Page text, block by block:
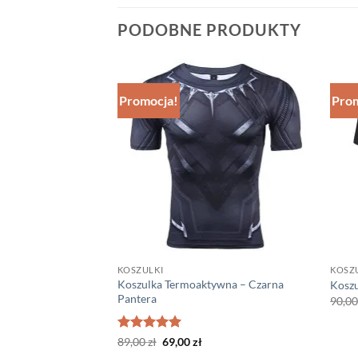
PODOBNE PRODUKTY
Promocja!
KOSZULKI
Koszulka Termoaktywna – Czarna
Pantera
Oceniono5
89,00zł Pierwotna
cena
69,00złAktualna